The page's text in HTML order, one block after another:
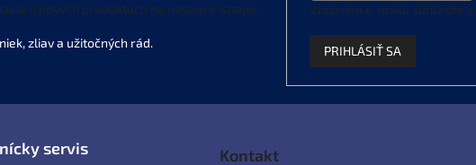
o nových produktoch na našom e-shope. Vložením e-mailu súhlasíte s
PRIHLÁSIŤ SA
servis Kontakt